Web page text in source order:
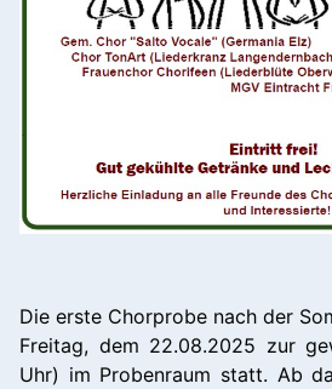
Die erste Chorprobe nach der
Freitag, dem 22.08.2025 zur
Uhr) im Probenraum statt. Ab